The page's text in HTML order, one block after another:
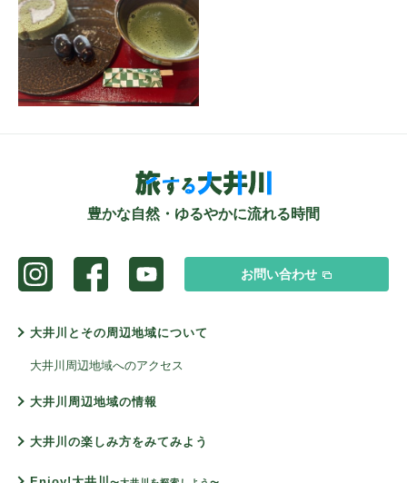
豊かな自然・ゆるやかに流れる時間
お問い合わせ
大井川とその周辺地域について
大井川周辺地域へのアクセス
大井川周辺地域の情報
大井川の楽しみ方をみてみよう